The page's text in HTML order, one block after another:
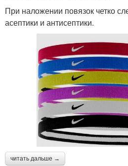
При наложении повязок четко
асептики и антисептики.
читать дальше →